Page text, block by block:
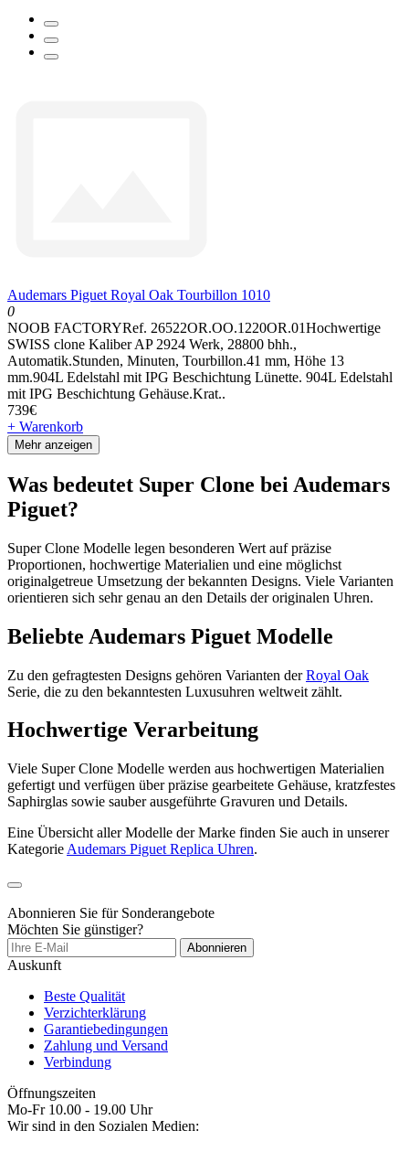
Audemars Piguet Royal Oak Tourbillon 1010
0
NOOB FACTORYRef. 26522OR.OO.1220OR.01Hochwertige
SWISS clone Kaliber AP 2924 Werk, 28800 bhh.,
Automatik.Stunden, Minuten, Tourbillon.41 mm, Höhe 13
mm.904L Edelstahl mit IPG Beschichtung Lünette. 904L Edelstahl
mit IPG Beschichtung Gehäuse.Krat..
739€
+ Warenkorb
Mehr anzeigen
Was bedeutet Super Clone bei Audemars
Piguet?
Super Clone Modelle legen besonderen Wert auf präzise
Proportionen, hochwertige Materialien und eine möglichst
originalgetreue Umsetzung der bekannten Designs. Viele Varianten
orientieren sich sehr genau an den Details der originalen Uhren.
Beliebte Audemars Piguet Modelle
Zu den gefragtesten Designs gehören Varianten derRoyal Oak
Serie, die zu den bekanntesten Luxusuhren weltweit zählt.
Hochwertige Verarbeitung
Viele Super Clone Modelle werden aus hochwertigen Materialien
gefertigt und verfügen über präzise gearbeitete Gehäuse, kratzfestes
Saphirglas sowie sauber ausgeführte Gravuren und Details.
Eine Übersicht aller Modelle der Marke finden Sie auch in unserer
Kategorie Audemars Piguet Replica Uhren.
Abonnieren Sie für Sonderangebote
Möchten Sie günstiger?
Abonnieren
Auskunft
Beste Qualität
Verzichterklärung
Garantiebedingungen
Zahlung und Versand
Verbindung
Öffnungszeiten
Mo-Fr 10.00 - 19.00 Uhr
Wir sind in den Sozialen Medien: